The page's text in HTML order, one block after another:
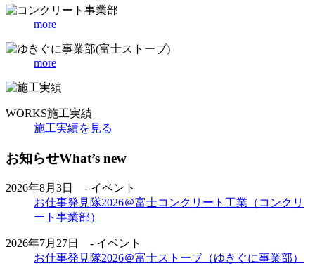
more
more
WORKS施工実績
施工実績を見る
お知らせWhat’s new
2026年8月3日 - イベント
お仕事発見隊2026＠富士コンクリート工業（コンクリ
ート事業部）
2026年7月27日 - イベント
お仕事発見隊2026＠富士ストーブ（ゆきぐに事業部）